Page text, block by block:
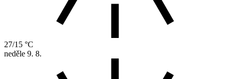
27/15 °C
neděle 9. 8.